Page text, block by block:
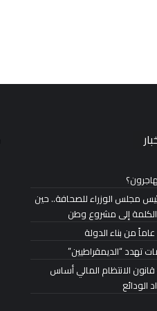
مجلس الوزراء للصحافة.. حين
إلى مشروع وطن
تهدد “الديمقراطيين”
الانتظام المالي أساس
الودائع